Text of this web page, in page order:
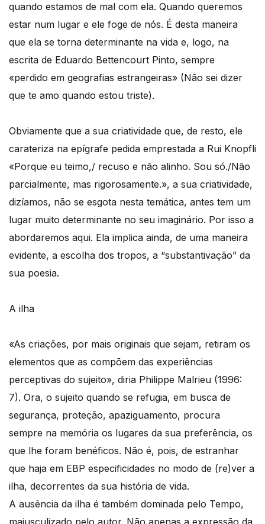
quando estamos de mal com ela. Quando queremos
estar num lugar e ele foge de nós. É desta maneira
que ela se torna determinante na vida e, logo, na
escrita de Eduardo Bettencourt Pinto, sempre
«perdido em geografias estrangeiras» (Não sei dizer
que te amo quando estou triste).
Obviamente que a sua criatividade que, de resto, ele
carateriza na epígrafe pedida emprestada a Rui Knopfli
«Porque eu teimo,/ recuso e não alinho. Sou só./Não
parcialmente, mas rigorosamente.», a sua criatividade,
dizíamos, não se esgota nesta temática, antes tem um
lugar muito determinante no seu imaginário. Por isso a
abordaremos aqui. Ela implica ainda, de uma maneira
evidente, a escolha dos tropos, a “substantivação” da
sua poesia.
A ilha
«As criações, por mais originais que sejam, retiram os
elementos que as compõem das experiências
perceptivas do sujeito», diria Philippe Malrieu (1996:
7). Ora, o sujeito quando se refugia, em busca de
segurança, proteção, apaziguamento, procura
sempre na memória os lugares da sua preferência, os
que lhe foram benéficos. Não é, pois, de estranhar
que haja em EBP especificidades no modo de (re)ver a
ilha, decorrentes da sua história de vida.
A ausência da ilha é também dominada pelo Tempo,
maiusculizado pelo autor. Não apenas a expressão da